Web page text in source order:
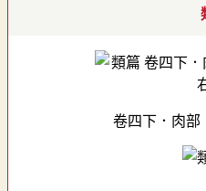
卷四下．肉部